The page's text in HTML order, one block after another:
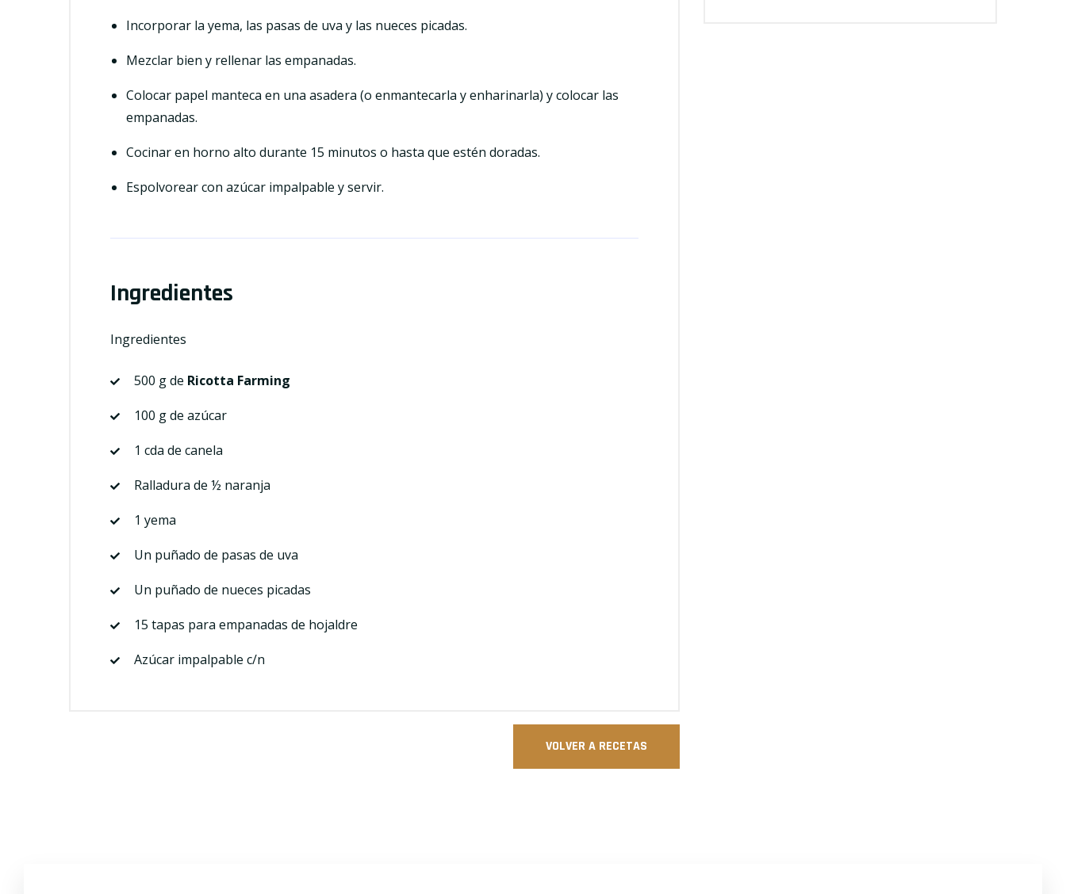
Incorporar la yema, las pasas de uva y las nueces picadas.
Mezclar bien y rellenar las empanadas.
Colocar papel manteca en una asadera (o enmantecarla y enharinarla) y colocar las
empanadas.
Cocinar en horno alto durante 15 minutos o hasta que estén doradas.
Espolvorear con azúcar impalpable y servir.
Ingredientes
Ingredientes
500 g de Ricotta Farming
100 g de azúcar
1 cda de canela
Ralladura de ½ naranja
1 yema
Un puñado de pasas de uva
Un puñado de nueces picadas
15 tapas para empanadas de hojaldre
Azúcar impalpable c/n
VOLVER A RECETAS